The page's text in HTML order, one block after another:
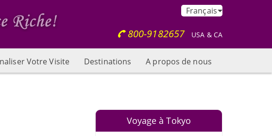
Français
800-9182657 USA & CA
Votre Visite Destinations A propos de nous
Voyage à Tokyo